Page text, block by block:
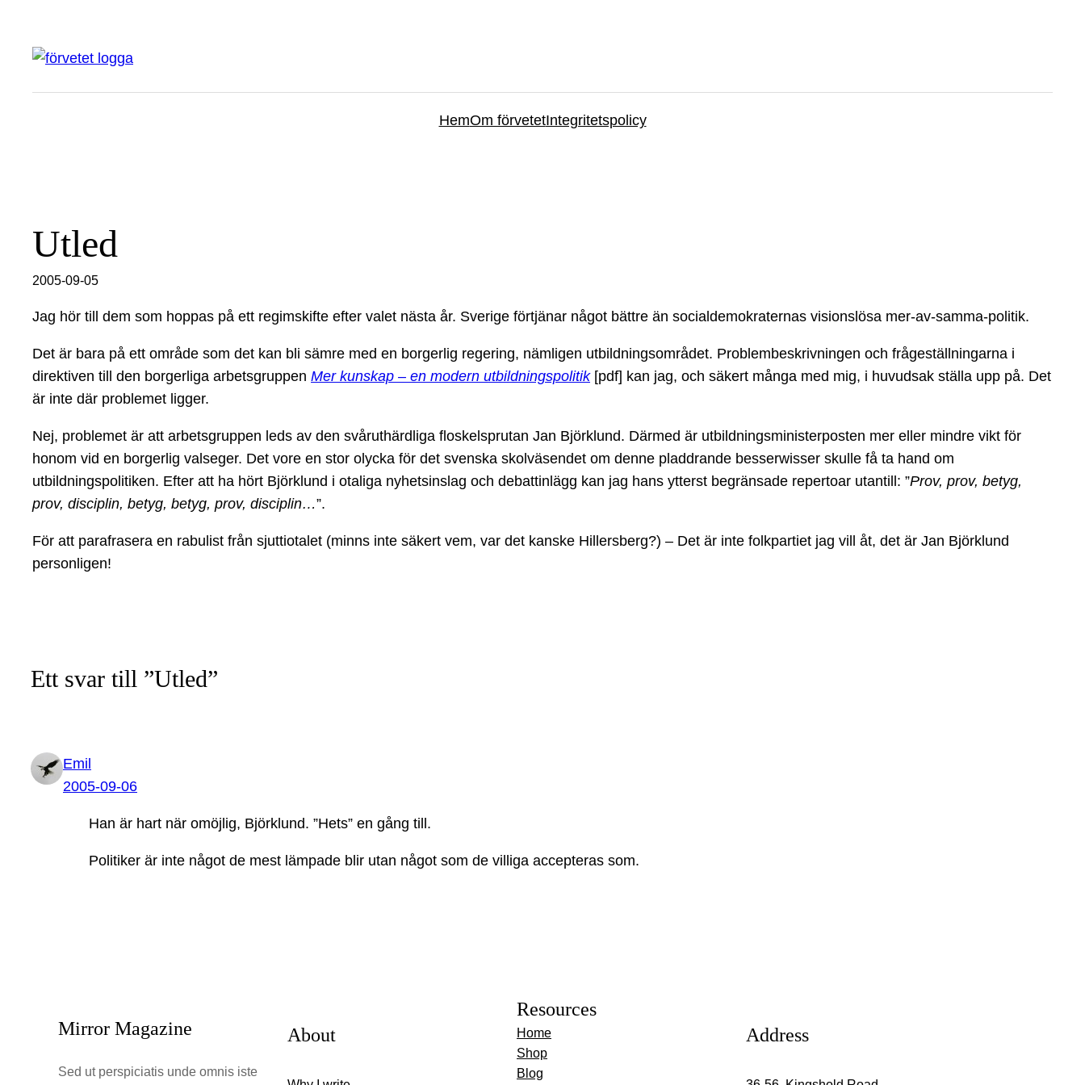
innehåll
HemOm förvetetIntegritetspolicy
Utled
2005-09-05
Jag hör till dem som hoppas på ett regimskifte efter valet nästa år. Sverige förtjänar något bättre än socialdemokraternas visionslösa mer-av-samma-politik.
Det är bara på ett område som det kan bli sämre med en borgerlig regering, nämligen utbildningsområdet. Problembeskrivningen och frågeställningarna i
direktiven till den borgerliga arbetsgruppen Mer kunskap – en modern utbildningspolitik[pdf] kan jag, och säkert många med mig, i huvudsak ställa upp på. Det
är inte där problemet ligger.
Nej, problemet är att arbetsgruppen leds av den svåruthärdliga floskelsprutan Jan Björklund. Därmed är utbildningsministerposten mer eller mindre vikt för
honom vid en borgerlig valseger. Det vore en stor olycka för det svenska skolväsendet om denne pladdrande besserwisser skulle få ta hand om
utbildningspolitiken. Efter att ha hört Björklund i otaliga nyhetsinslag och debattinlägg kan jag hans ytterst begränsade repertoar utantill: ”Prov, prov, betyg,
prov, disciplin, betyg, betyg, prov, disciplin…”.
För att parafrasera en rabulist från sjuttiotalet (minns inte säkert vem, var det kanske Hillersberg?) – Det är inte folkpartiet jag vill åt, det är Jan Björklund
personligen!
Ett svar till ”Utled”
Emil
2005-09-06
Han är hart när omöjlig, Björklund. ”Hets” en gång till.
Politiker är inte något de mest lämpade blir utan något som de villiga accepteras som.
Mirror Magazine
Sed ut perspiciatis unde omnis iste
About
Resources
Home
Shop
Blog
Address